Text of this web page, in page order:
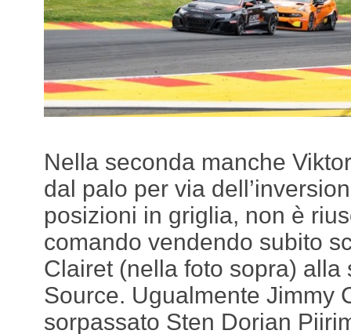
Nella seconda manche
dal palo per via
posizioni in griglia, non è
comando vendendo subito
Clairet (nella foto sopra) alla
Source. Ugualmente Jimmy
sorpassato Sten Dorian